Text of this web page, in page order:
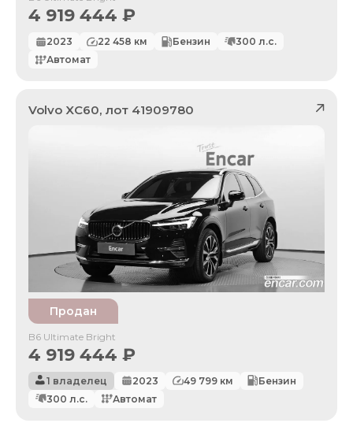
4 919 444 ₽
2023 22 458 км Бензин 300 л.с.
Автомат
Volvo XC60, лот 41909780
Продан
B6 Ultimate Bright
4 919 444 ₽
1 владелец 2023 49 799 км
Бензин
300 л.с. Автомат